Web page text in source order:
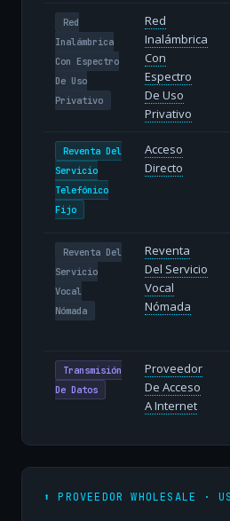
Red
Inalámbrica
Con Espectro
De Uso
Privativo
Red
Inalámbrica
Con
Espectro
De Uso
Privativo
Reventa Del
Servicio
Telefónico
Fijo
Acceso
Directo
Reventa Del
Servicio
Vocal
Nómada
Reventa
Del Servicio
Vocal
Nómada
Transmisión
De Datos
Proveedor
De Acceso
A Internet
⬆️ PROVEEDOR WHOLESALE ·